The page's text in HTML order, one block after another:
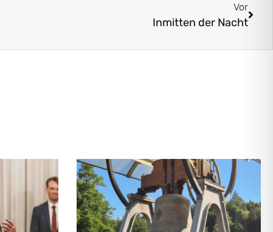
Vor
Inmitten der Nacht